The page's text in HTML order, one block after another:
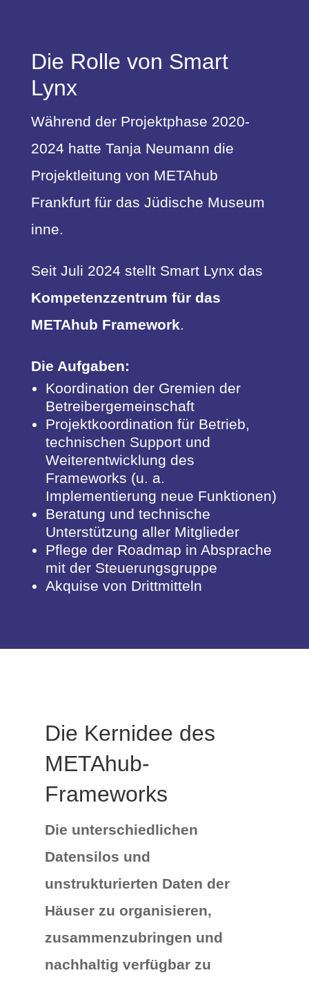
Die Rolle von Smart
Lynx
Während der Projektphase 2020-
2024 hatte Tanja Neumann die
Projektleitung von METAhub
Frankfurt für das Jüdische Museum
inne.
Seit Juli 2024 stellt Smart Lynx das
Kompetenzzentrum für das
METAhub Framework.
Die Aufgaben:
Koordination der Gremien der
Betreibergemeinschaft
Projektkoordination für Betrieb,
technischen Support und
Weiterentwicklung des
Frameworks (u. a.
Implementierung neue Funktionen)
Beratung und technische
Unterstützung aller Mitglieder
Pflege der Roadmap in Absprache
mit der Steuerungsgruppe
Akquise von Drittmitteln
Die Kernidee des
METAhub-
Frameworks
Die unterschiedlichen
Datensilos und
unstrukturierten Daten der
Häuser zu organisieren,
zusammenzubringen und
nachhaltig verfügbar zu